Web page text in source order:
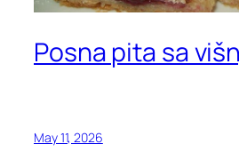
Posna pita sa
May 11, 2026